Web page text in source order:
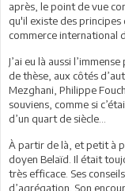
après, le point de vue
qu'il existe des
commerce international
J’ai eu là aussi
de thèse, aux côtés
Mezghani, Philippe
souviens, comme si
d’un quart de siècle…
À partir de là, et petit à
doyen Belaïd. Il était
très efficace. Ses
d’agrégation. Son